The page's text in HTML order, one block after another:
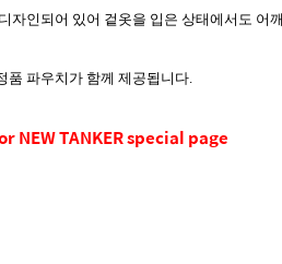
자인되어 있어 겉옷을 입은 상태에서도 어
품 파우치가 함께 제공됩니다.
NEW TANKER special page